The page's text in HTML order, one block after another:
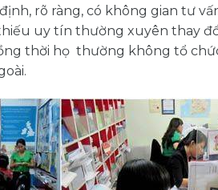
rõ ràng, có không gian tư
uy tín thường xuyên thay
thời họ thường không tổ